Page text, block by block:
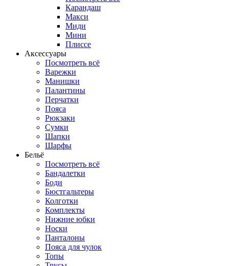
Карандаш
Макси
Миди
Мини
Плиссе
Аксессуары
Посмотреть всё
Варежки
Манишки
Палантины
Перчатки
Пояса
Рюкзаки
Сумки
Шапки
Шарфы
Бельё
Посмотреть всё
Бандалетки
Боди
Бюстгальтеры
Колготки
Комплекты
Нижние юбки
Носки
Панталоны
Поясa для чулок
Топы